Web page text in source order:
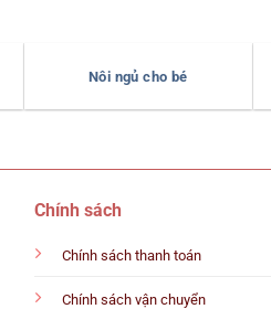
Nôi ngủ cho bé
Chính sách
Chính sách thanh toán
Chính sách vận chuyển